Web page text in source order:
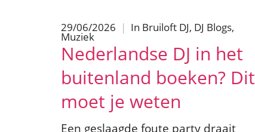
29/06/2026 | In Bruiloft DJ, DJ Blogs,
Muziek
Nederlandse DJ in het
buitenland boeken? Dit
moet je weten
Een geslaagde foute party draait